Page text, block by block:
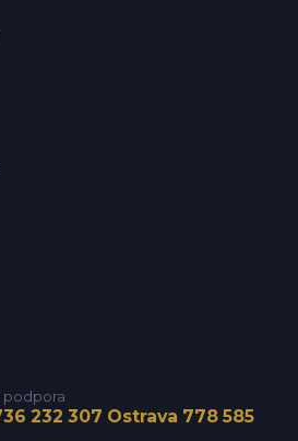
podpora
232 307 Ostrava 778 585